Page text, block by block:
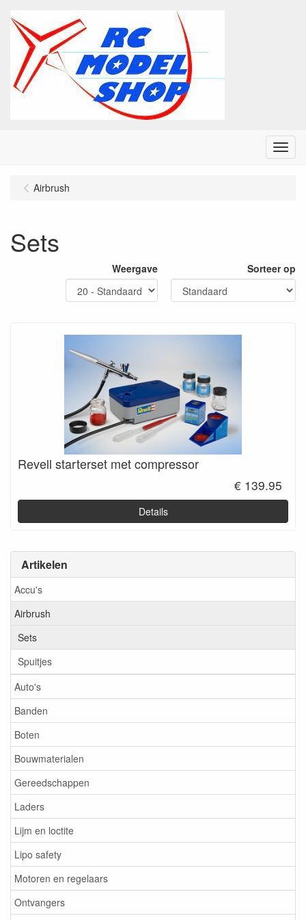
Menu
Artikelen
Accu's
Airbrush
Sets
Spuitjes
Auto's
Banden
Boten
Bouwmaterialen
Gereedschappen
Laders
Lijm en loctite
Lipo safety
Motoren en regelaars
Ontvangers
Airbrush
Sets
Weergave Sorteer op
Revell starterset met compressor
€ 139.95
Details